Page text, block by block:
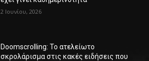
2 Ιουνίου, 2026
Doomscrolling: Το ατελείωτο
σκρολάρισμα στις κακές ειδήσεις που